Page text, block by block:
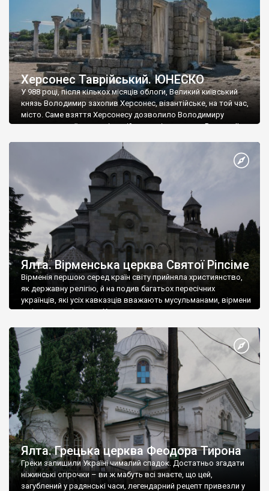
Херсонес Таврійський. ЮНЕСКО
У 988 році, після кількох місяців облоги, Великий київський
князь Володимир захопив Херсонес, візантійське, на той час,
місто. Саме взяття Херсонесу дозволило Володимиру
диктувати свої умови візантійському імператору Василю ІІ, та
Херсонесі Володимир-язичник, став Василем-християнином.
А потім було Хрещення Русі. На честь Херсонесу Таврійського
Ялта. Вірменська церква Святої Ріпсіме
Вірменія першою серед країн світу прийняла християнство,
як державну релігію, й на подив багатьох пересічних
українців, які усіх кавказців вважають мусульманами, вірмени
є відданими вірянами Христа
Ялта. Грецька церква Феодора Тирона
Греки залишили Україні чималий спадок. Достатньо згадати
ніжинські огірочки – ви ж мабуть всі знаєте, що цей,
загублений у радянські часи, легендарний рецепт привезли у